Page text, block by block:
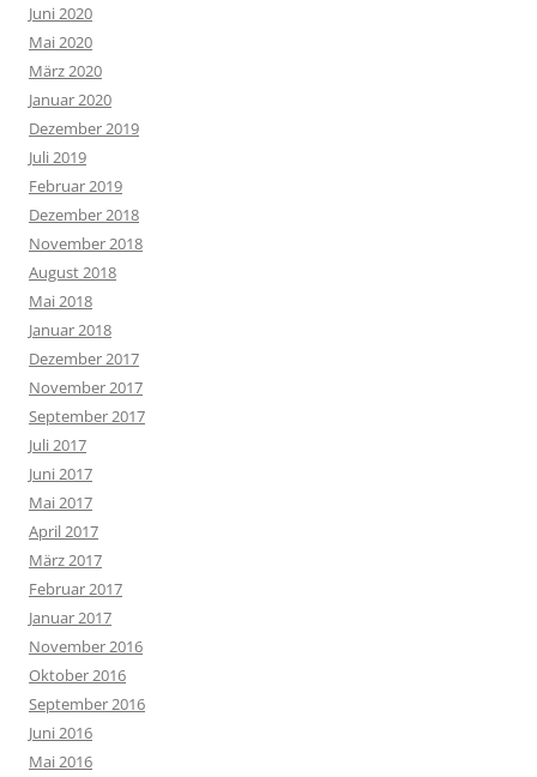
Juni 2020
Mai 2020
März 2020
Januar 2020
Dezember 2019
Juli 2019
Februar 2019
Dezember 2018
November 2018
August 2018
Mai 2018
Januar 2018
Dezember 2017
November 2017
September 2017
Juli 2017
Juni 2017
Mai 2017
April 2017
März 2017
Februar 2017
Januar 2017
November 2016
Oktober 2016
September 2016
Juni 2016
Mai 2016